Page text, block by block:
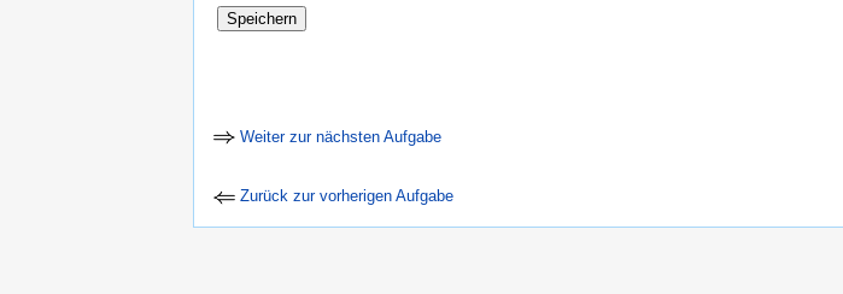
Weiter zur nächsten Aufgabe
Zurück zur vorherigen Aufgabe